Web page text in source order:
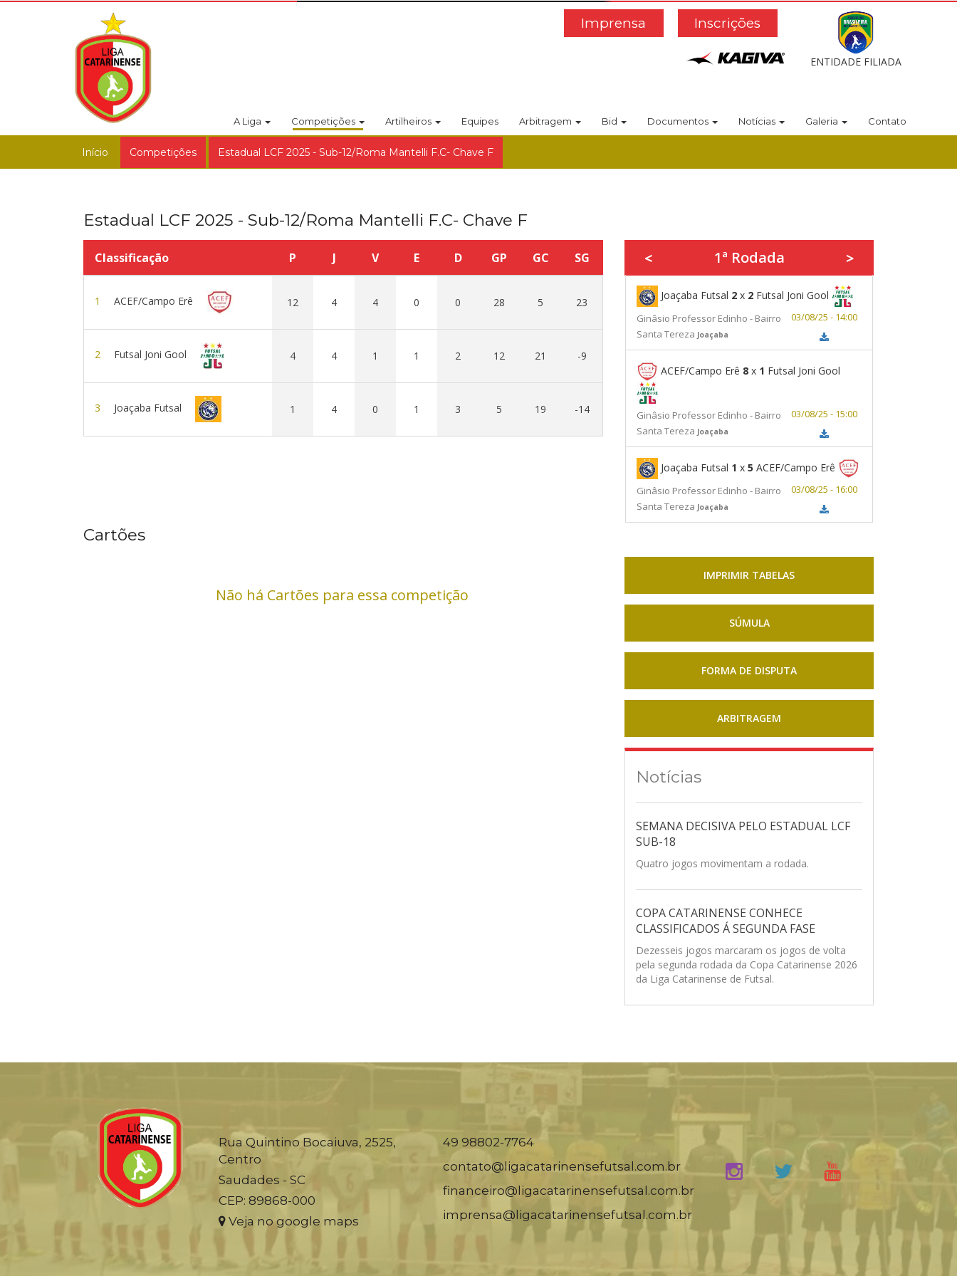
Inscrições
Imprensa
ENTIDADE FILIADA
A Liga Competições Artilheiros Equipes Arbitragem Bid Documentos Notícias Galeria Contato
Início Competições Estadual LCF 2025 - Sub-12/Roma Mantelli F.C- Chave F
Estadual LCF 2025 - Sub-12/Roma Mantelli F.C- Chave F
Classificação P J V E D GP GC SG
1 ACEF/Campo Erê 12 4 4 0 0 28 5 23
2 Futsal Joni Gool 4 4 1 1 2 12 21 -9
3 Joaçaba Futsal 1 4 0 1 3 5 19 -14
< 1ª Rodada >
Joaçaba Futsal 2 x 2 Futsal Joni Gool
Ginâsio Professor Edinho - Bairro
Santa Tereza Joaçaba
03/08/25 - 14:00
ACEF/Campo Erê 8 x 1 Futsal Joni Gool
Ginâsio Professor Edinho - Bairro
Santa Tereza Joaçaba
03/08/25 - 15:00
Joaçaba Futsal 1 x 5 ACEF/Campo Erê
Ginâsio Professor Edinho - Bairro
Santa Tereza Joaçaba
03/08/25 - 16:00
Cartões
Não há Cartões para essa competição
IMPRIMIR TABELAS
SÚMULA
FORMA DE DISPUTA
ARBITRAGEM
Notícias
SEMANA DECISIVA PELO ESTADUAL LCF
SUB-18
Quatro jogos movimentam a rodada.
COPA CATARINENSE CONHECE
CLASSIFICADOS Á SEGUNDA FASE
Dezesseis jogos marcaram os jogos de volta
pela segunda rodada da Copa Catarinense 2026
da Liga Catarinense de Futsal.
Rua Quintino Bocaiuva, 2525,
Centro
Saudades - SC
CEP: 89868-000
Veja no google maps
49 98802-7764
contato@ligacatarinensefutsal.com.br
financeiro@ligacatarinensefutsal.com.br
imprensa@ligacatarinensefutsal.com.br